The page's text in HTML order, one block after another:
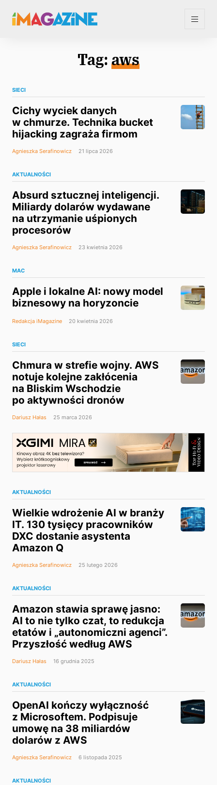
Tag: aws
SIECI
Cichy wyciek danych
w chmurze. Technika bucket
hijacking zagraża firmom
Agnieszka Serafinowicz 21 lipca 2026
AKTUALNOŚCI
Absurd sztucznej inteligencji.
Miliardy dolarów wydawane
na utrzymanie uśpionych
procesorów
Agnieszka Serafinowicz 23 kwietnia 2026
MAC
Apple i lokalne AI: nowy model
biznesowy na horyzoncie
Redakcja iMagazine 20 kwietnia 2026
SIECI
Chmura w strefie wojny. AWS
notuje kolejne zakłócenia
na Bliskim Wschodzie
po aktywności dronów
Dariusz Hałas 25 marca 2026
AKTUALNOŚCI
Wielkie wdrożenie AI w branży
IT. 130 tysięcy pracowników
DXC dostanie asystenta
Amazon Q
Agnieszka Serafinowicz 25 lutego 2026
AKTUALNOŚCI
Amazon stawia sprawę jasno:
AI to nie tylko czat, to redukcja
etatów i „autonomiczni agenci”.
Przyszłość według AWS
Dariusz Hałas 16 grudnia 2025
AKTUALNOŚCI
OpenAI kończy wyłączność
z Microsoftem. Podpisuje
umowę na 38 miliardów
dolarów z AWS
Agnieszka Serafinowicz 6 listopada 2025
AKTUALNOŚCI